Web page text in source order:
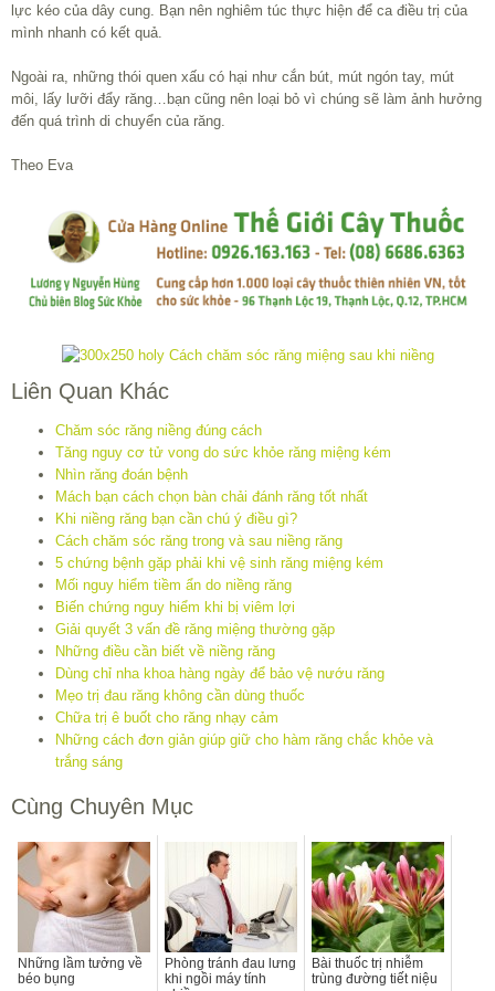
lực kéo của dây cung. Bạn nên nghiêm túc thực hiện để ca điều trị của
mình nhanh có kết quả.
Ngoài ra, những thói quen xấu có hại như cắn bút, mút ngón tay, mút
môi, lấy lưỡi đẩy răng…bạn cũng nên loại bỏ vì chúng sẽ làm ảnh hưởng
đến quá trình di chuyển của răng.
Theo Eva
Liên Quan Khác
Chăm sóc răng niềng đúng cách
Tăng nguy cơ tử vong do sức khỏe răng miệng kém
Nhìn răng đoán bệnh
Mách bạn cách chọn bàn chải đánh răng tốt nhất
Khi niềng răng bạn cần chú ý điều gì?
Cách chăm sóc răng trong và sau niềng răng
5 chứng bệnh gặp phải khi vệ sinh răng miệng kém
Mối nguy hiểm tiềm ẩn do niềng răng
Biến chứng nguy hiểm khi bị viêm lợi
Giải quyết 3 vấn đề răng miệng thường gặp
Những điều cần biết về niềng răng
Dùng chỉ nha khoa hàng ngày để bảo vệ nướu răng
Mẹo trị đau răng không cần dùng thuốc
Chữa trị ê buốt cho răng nhạy cảm
Những cách đơn giản giúp giữ cho hàm răng chắc khỏe và
trắng sáng
Cùng Chuyên Mục
Những lầm tưởng về
béo bụng
Phòng tránh đau lưng
khi ngồi máy tính
Bài thuốc trị nhiễm
trùng đường tiết niệu